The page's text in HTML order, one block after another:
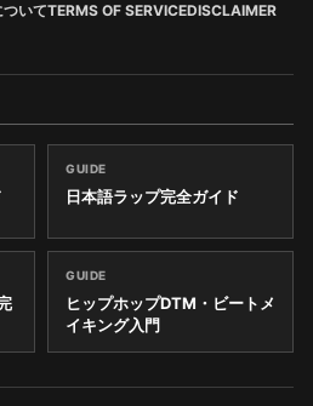
いてTERMS OF SERVICEDISCLAIMER
GUIDE
日本語ラップ完全ガイド
GUIDE
ヒップホップDTM・ビートメ
イキング入門